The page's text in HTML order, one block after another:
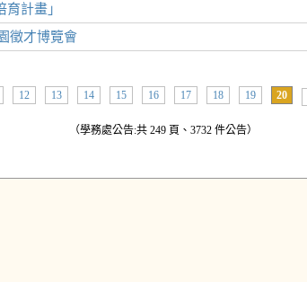
計畫」
徵才博覽會
12 13 14 15 16 17 18 19 20
（學務處公告:共 249 頁、3732 件公告）